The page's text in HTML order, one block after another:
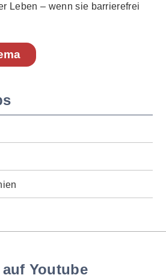
Leben – wenn sie barrierefrei
Youtube